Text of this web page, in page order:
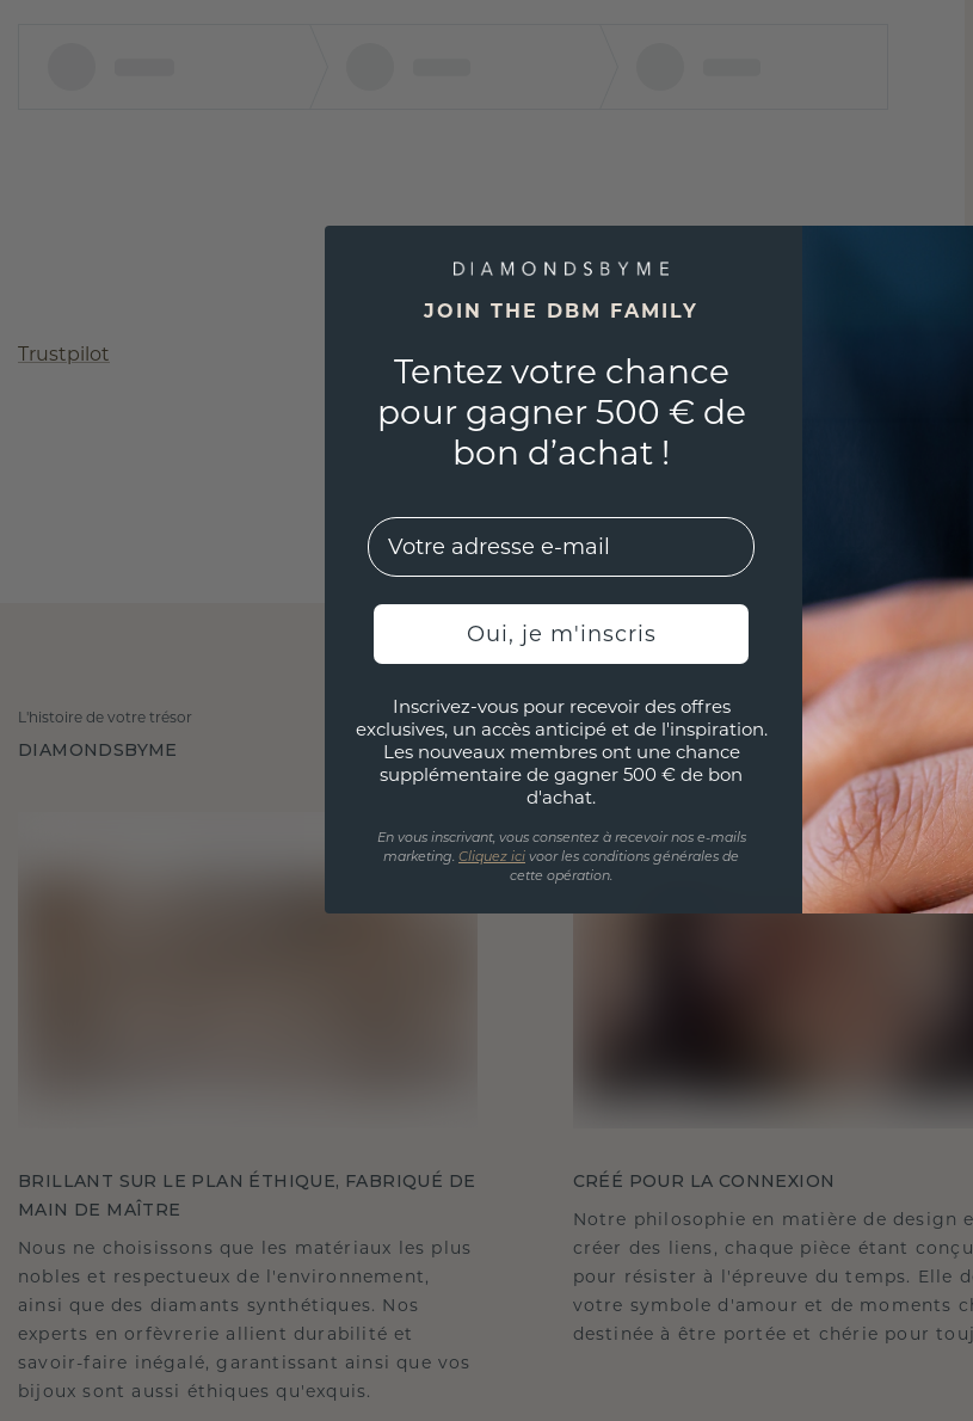
Trustpilot
L'histoire de votre trésor
DIAMONDSBYME
BRILLANT SUR LE PLAN ÉTHIQUE, FABRIQUÉ DE
MAIN DE MAÎTRE
Nous ne choisissons que les matériaux les plus
nobles et respectueux de l'environnement,
ainsi que des diamants synthétiques. Nos
experts en orfèvrerie allient durabilité et
savoir-faire inégalé, garantissant ainsi que vos
bijoux sont aussi éthiques qu'exquis.
CRÉÉ POUR LA CONNEXION
Notre philosophie en matière de design
créer des liens, chaque pièce étant
pour résister à l'épreuve du temps. Elle
votre symbole d'amour et de moments
destinée à être portée et chérie pour
JOIN THE DBM FAMILY
Tentez votre chance
pour gagner 500 € de
bon d’achat !
EMail
Oui, je m'inscris
Inscrivez-vous pour recevoir des offres
exclusives, un accès anticipé et de l'inspiration.
Les nouveaux membres ont une chance
supplémentaire de gagner 500 € de bon
d'achat.
En vous inscrivant, vous consentez à recevoir nos e-mails
marketing. Cliquez ici voor les conditions générales de
cette opération.